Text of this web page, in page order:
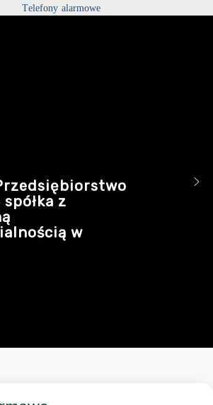
Telefony alarmowe
z
w